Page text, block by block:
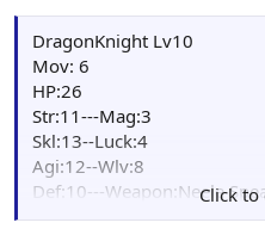
Item: Herb(2), Fruit(2),
Event Item:
Skill: Fury Spear(0/2)
Card: Thief(1), Mummy(1),
DragonKnight Lv10
Mov: 6
HP:26
Str:11---Mag:3
Skl:13--Luck:4
Agi:12--Wlv:8
Def:10---Weapon:Neele
Skill:Drain
Click to